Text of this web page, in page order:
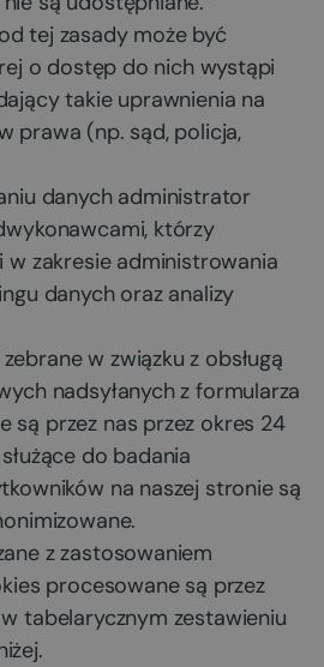
tej zasady może być
o dostęp do nich wystąpi
takie uprawnienia na
prawa (np. sąd, policja,
danych administrator
którzy
w zakresie administrowania
danych oraz analizy
w związku z obsługą
nadsyłanych z formularza
są przez nas przez okres 24
do badania
na naszej stronie są
z zastosowaniem
procesowane są przez
tabelarycznym zestawieniu